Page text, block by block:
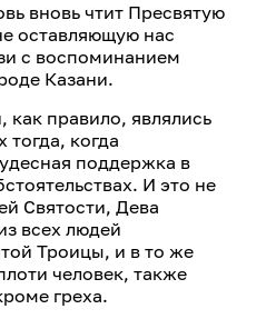
вновь чтит Пресвятую
оставляющую нас
с воспоминанием
Казани.
правило, являлись
когда
поддержка в
И это не
Святости, Дева
всех людей
Троицы, и в то же
человек, также
греха.